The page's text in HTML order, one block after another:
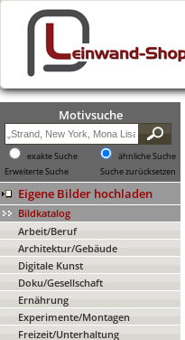
Motivsuche
exakte Suche
ähnliche Suche
Erweiterte Suche
Suche zurücksetzen
Eigene Bilder hochladen
Bildkatalog
Arbeit/Beruf
Architektur/Gebäude
Digitale Kunst
Doku/Gesellschaft
Ernährung
Experimente/Montagen
Freizeit/Unterhaltung